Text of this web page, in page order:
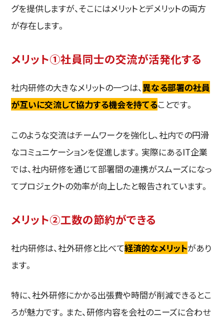
グを提供しますが、そこにはメリットとデメリットの両方
が存在します。
メリット①社員同士の交流が活発化する
社内研修の大きなメリットの一つは、異なる部署の社員
が互いに交流して協力する機会を持てることです。
このような交流はチームワークを強化し、社内での円滑
なコミュニケーションを促進します。実際にあるIT企業
では、社内研修を通じて部署間の連携がスムーズになっ
てプロジェクトの効率が向上したと報告されています。
メリット②工数の節約ができる
社内研修は、社外研修と比べて経済的なメリットがあり
ます。
特に、社外研修にかかる出張費や時間が削減できるとこ
ろが魅力です。また、研修内容を会社のニーズに合わせ